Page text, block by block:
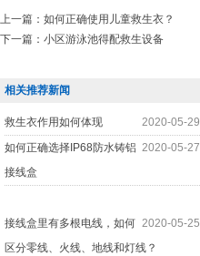
上一篇： 如何正确使用儿童救生衣？
下一篇： 小区游泳池得配救生设备
相关推荐新闻
2020-05-29
救生衣作用如何体现
2020-05-27
如何正确选择IP68防水铸铝
接线盒
2020-05-25
接线盒里有多根电线，如何
区分零线、火线、地线和灯线？